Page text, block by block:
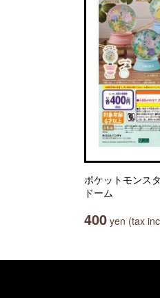
ポケットモンス
ドーム
400 yen (tax